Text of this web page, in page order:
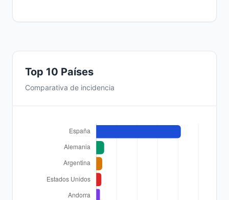
Top 10 Países
Comparativa de incidencia